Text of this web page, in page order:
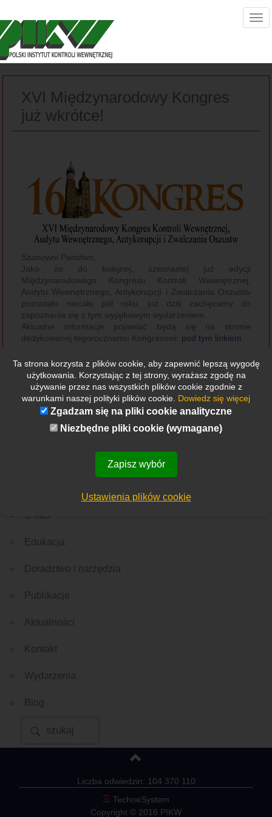
XVI Międzynarodowy Kongres
już wkrótce!
Szanowni Państwo,
Jako że do kolejnej, szesnastej już edycji
Międzynarodowego Kongresu Kontroli Wewnętrznej,
Audytu Wewnętrznego, Antykorupcji i Zwalczania Oszustw
pozostało niecałe pół roku, już dziś zachęcamy do
zapoznania się z tym wyjątkowym wydarzeniem.
Aktualne informacje pojawiać będą się na stronie
dedykowanej tegorocznemu Kongresowi: pod tym linkiem
edycją, której tematem przewodnim byłaSynergia
narzędzi systemu kontroli wewnętrznej:dostępne tutaj
O nas
Edukacja
Doradztwo i narzędzia
Publikacje
Aktualności
Kontakt
Wydarzenia
Blog
Liczba odwiedzin: 104 370 110
Ξ TechneSystem
Copyright © 2016 PIKW
Ta strona korzysta z plików cookie, aby zapewnić lepszą wygodę
użytkowania. Korzystając z tej strony, wyrażasz zgodę na
używanie przez nas wszystkich plików cookie zgodnie z
warunkami naszej polityki plików cookie. Dowiedz się więcej
Zgadzam się na pliki cookie analityczne
Niezbędne pliki cookie (wymagane)
Zapisz wybór
Ustawienia plików cookie